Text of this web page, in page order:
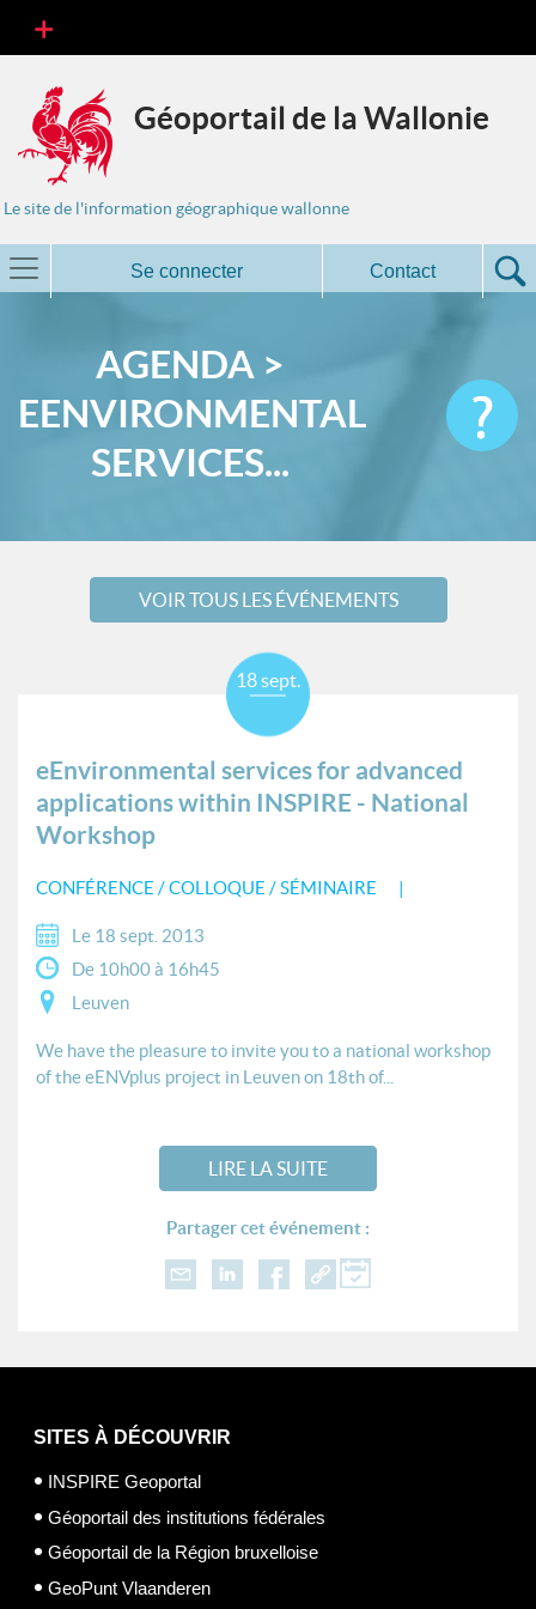
Géoportail de la Wallonie
Le site de l'information géographique wallonne
Se connecter Contact
AGENDA >
EENVIRONMENTAL
SERVICES...
VOIR TOUS LES ÉVÉNEMENTS
eEnvironmental services for advanced
applications within INSPIRE - National
Workshop
CONFÉRENCE / COLLOQUE / SÉMINAIRE
18 sept.
Le 18 sept. 2013
De 10h00 à 16h45
Leuven
We have the pleasure to invite you to a national workshop
of the eENVplus project in Leuven on 18th of...
LIRE LA SUITE
Partager cet événement :
SITES À DÉCOUVRIR
INSPIRE Geoportal
Géoportail des institutions fédérales
Géoportail de la Région bruxelloise
GeoPunt Vlaanderen